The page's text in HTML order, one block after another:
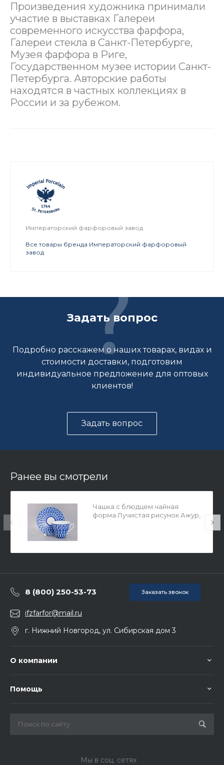
Произведения художника принимали
участие в выставках Галереи
современного искусства фарфора,
Галереи стекла в Санкт-Петербурге,
Музея фарфора в Риге,
Государственном музее истории Санкт-
Петербурга. Авторские работы
находятся в частных коллекциях в
России и за рубежом.
Императорский фарфоровый завод
Все товары бренда Императорский фарфоровый
завод
Задать вопрос
Подробно расскажем о наших товарах, видах и
стоимости доставки, подготовим
индивидуальное предложение для оптовых
клиентов!
Задать вопрос
Ранее вы смотрели
Чашка с блюдцем чайная
форма Лучистая рисунок Ажур,
8 (800) 250-53-73 Заказать звонок
ifzfarfor@mail.ru
г. Нижний Новгород, ул. Сибирская дом 3
О компании
Помощь
Мы в соц. сетях